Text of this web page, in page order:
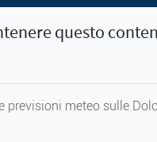
meteo per...
questo
previsioni meteo sulle